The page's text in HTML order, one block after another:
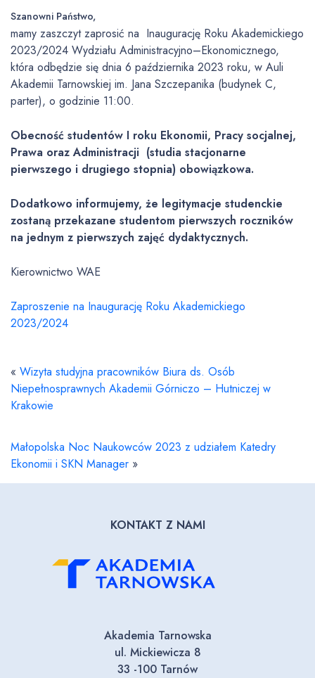
Szanowni Państwo,
mamy zaszczyt zaprosić na Inaugurację Roku Akademickiego
2023/2024 Wydziału Administracyjno–Ekonomicznego,
która odbędzie się dnia 6 października 2023 roku, w Auli
Akademii Tarnowskiej im. Jana Szczepanika (budynek C,
parter), o godzinie 11:00.
Obecność studentów I roku Ekonomii, Pracy socjalnej,
Prawa oraz Administracji (studia stacjonarne
pierwszego i drugiego stopnia) obowiązkowa.
Dodatkowo informujemy, że legitymacje studenckie
zostaną przekazane studentom pierwszych roczników
na jednym z pierwszych zajęć dydaktycznych.
Kierownictwo WAE
Zaproszenie na Inaugurację Roku Akademickiego
2023/2024
« Wizyta studyjna pracowników Biura ds. Osób
Niepełnosprawnych Akademii Górniczo – Hutniczej w
Krakowie
Małopolska Noc Naukowców 2023 z udziałem Katedry
Ekonomii i SKN Manager »
KONTAKT Z NAMI
Akademia Tarnowska
ul. Mickiewicza 8
33 -100 Tarnów